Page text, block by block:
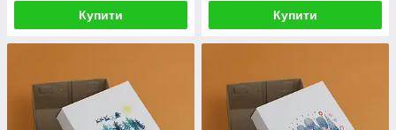
Купити Купити